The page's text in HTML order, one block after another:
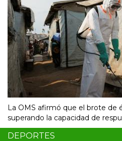
La OMS afirmó que el brote de
superando la capacidad de
DEPORTES